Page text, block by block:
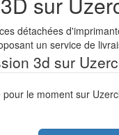
détachées
un service de
3d sur
le moment sur